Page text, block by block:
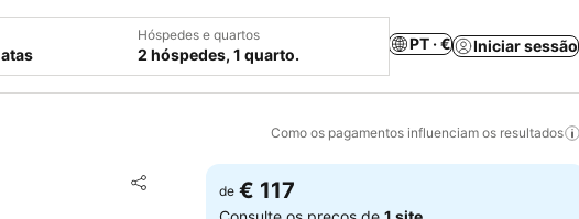
Hóspedes e quartos
2 hóspedes, 1 quarto.
PT · € Iniciar sessão
Como os pagamentos influenciam os resultados
Partilhar
Adicionar aos favoritos
de € 117